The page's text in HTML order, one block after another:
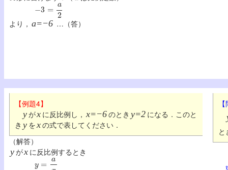
−3 =a 2
より， a=−6 …（答）
【例題4】
yがx に反比例し， x=−6のとき y=2 になる．このと
き y をxの式で表してください．
（解答）
yがx に反比例するとき
y=ax
と